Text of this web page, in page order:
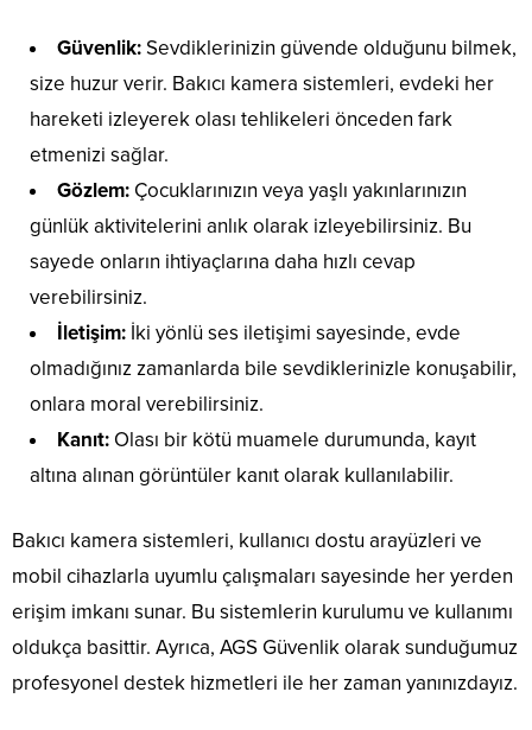
Güvenlik:Sevdiklerinizin güvende olduğunu bilmek,
size huzur verir. Bakıcı kamera sistemleri, evdeki her
hareketi izleyerek olası tehlikeleri önceden fark
etmenizi sağlar.
Gözlem: Çocuklarınızın veya yaşlı yakınlarınızın
günlük aktivitelerini anlık olarak izleyebilirsiniz. Bu
sayede onların ihtiyaçlarına daha hızlı cevap
verebilirsiniz.
İletişim: İki yönlü ses iletişimi sayesinde, evde
olmadığınız zamanlarda bile sevdiklerinizle konuşabilir,
onlara moral verebilirsiniz.
Kanıt: Olası bir kötü muamele durumunda, kayıt
altına alınan görüntüler kanıt olarak kullanılabilir.
Bakıcı kamera sistemleri, kullanıcı dostu arayüzleri ve
mobil cihazlarla uyumlu çalışmaları sayesinde her yerden
erişim imkanı sunar. Bu sistemlerin kurulumu ve kullanımı
oldukça basittir. Ayrıca, AGS Güvenlik olarak sunduğumuz
profesyonel destek hizmetleri ile her zaman yanınızdayız.